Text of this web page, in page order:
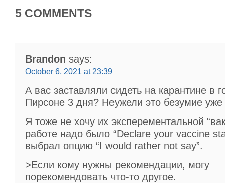
5 COMMENTS
Brandon says:
October 6, 2021 at 23:39
А вас заставляли сидеть на карантине в
Пирсоне 3 дня? Неужели это безумие
Я тоже не хочу их эксперементальной
работе надо было “Declare your vaccine
выбрал опцию “I would rather not say”.
>Если кому нужны рекомендации, могу
порекомендовать что-то другое.